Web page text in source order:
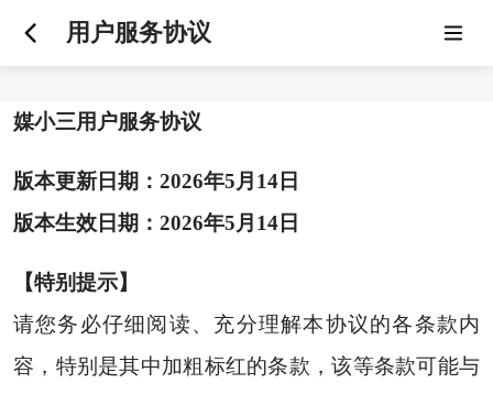
用户服务协议
媒小三用户服务协议
版本更新日期：2026年5月14日
版本生效日期：2026年5月14日
【特别提示】
请您务必仔细阅读、充分理解本协议的各条款内
容，特别是其中加粗标红的条款，该等条款可能与